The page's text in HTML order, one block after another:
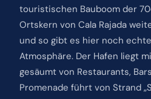
touristischen Bauboom der
Ortskern von Cala Rajada
und so gibt es hier noch
Atmosphäre. Der Hafen liegt
gesäumt von Restaurants,
Promenade führt von Strand